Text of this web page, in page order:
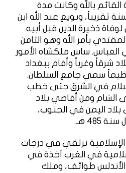
القائم بالله وكانت مدة
تقريباً، وبويع عبد الله ابن
ذخيرة الدين قبل أبيه
بأمر الله وهو الثامن
العباس. ساس ملكشاه الأمور
شرقاً وغرباً وأقام ببغداد
سمي جامع السلطان.
في الشرق حتى خطب
الشام ومن أقاصي بلاد
بلاد اليمن في الجنوب،
هـ.
الإسلامية ترتقي في درجات
في الغرب آخذة في
الأندلس طوائف، وملك